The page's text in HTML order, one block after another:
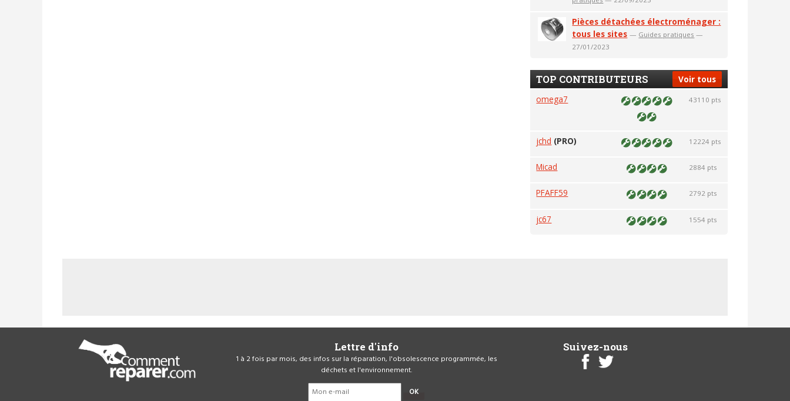
Pièces détachées électroménager :
tous les sites — Guides pratiques —
27/01/2023
Voir tous
TOP CONTRIBUTEURS
omega7 43110 pts
jchd (PRO) 12224 pts
Micad 2884 pts
PFAFF59 2792 pts
jc67 1554 pts
Lettre d'info
1 à 2 fois par mois, des infos sur la réparation, l'obsolescence programmée, les
déchets et l'environnement.
OK
Suivez-nous